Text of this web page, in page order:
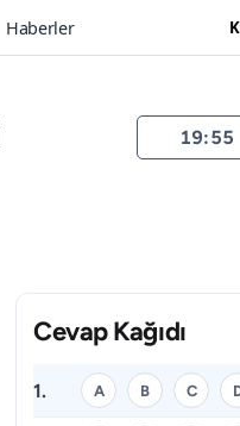
Haberler
19:55
Cevap Kağıdı
1. A B C